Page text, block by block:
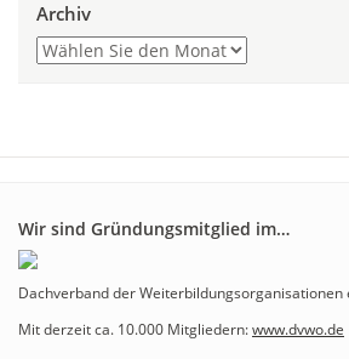
Archiv
Wir sind Gründungsmitglied im…
Dachverband der Weiterbildungsorganisationen
Mit derzeit ca. 10.000 Mitgliedern:www.dvwo.de